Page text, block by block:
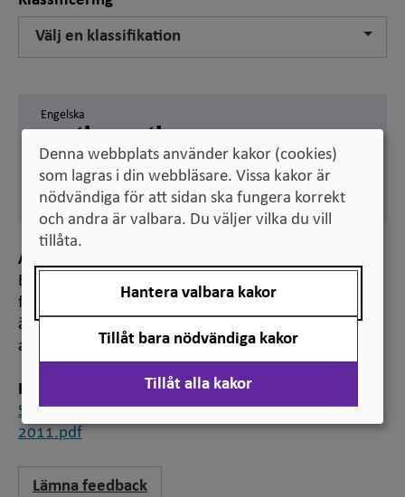
Välj en klassifikation
Engelska
mathematics
Svenska
matematik
Anmärkning
Benämningen används vid klassificering av
forskningsämnen, bland annat för statistiska
ändamål. Den ingår i ”Standard för svensk indelning
av forskningsämnen 2011”.
Hänvisning
Standard för svensk indelning av forskningsämnen
2011.pdf
Lämna feedback
Denna webbplats använder kakor (cookies)
som lagras i din webbläsare. Vissa kakor är
nödvändiga för att sidan ska fungera korrekt
och andra är valbara. Du väljer vilka du vill
tillåta.
Hantera valbara kakor
Tillåt bara nödvändiga kakor
Tillåt alla kakor